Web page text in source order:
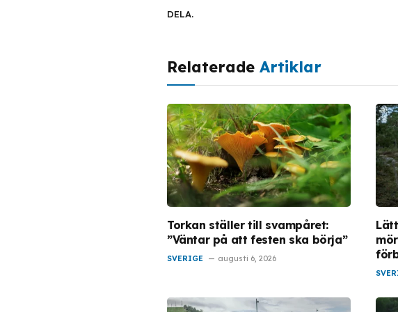
DELA.
Relaterade Artiklar
Torkan ställer till svampåret:
”Väntar på att festen ska börja”
SVERIGE augusti 6, 2026